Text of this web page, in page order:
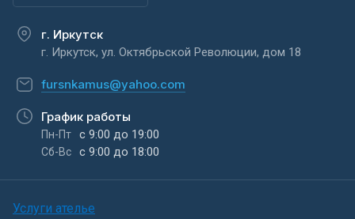
г. Иркутск
г. Иркутск, ул. Октябрьской Революции, дом 18
fursnkamus@yahoo.com
График работы
Пн-Пт с 9:00 до 19:00
Сб-Вс с 9:00 до 18:00
Услуги ателье